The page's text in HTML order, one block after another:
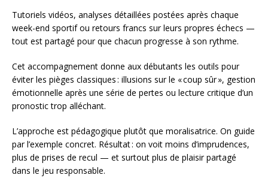
Tutoriels vidéos, analyses détaillées postées après chaque
week-end sportif ou retours francs sur leurs propres échecs —
tout est partagé pour que chacun progresse à son rythme.
Cet accompagnement donne aux débutants les outils pour
éviter les pièges classiques : illusions sur le « coup sûr », gestion
émotionnelle après une série de pertes ou lecture critique d’un
pronostic trop alléchant.
L’approche est pédagogique plutôt que moralisatrice. On guide
par l’exemple concret. Résultat : on voit moins d’imprudences,
plus de prises de recul — et surtout plus de plaisir partagé
dans le jeu responsable.